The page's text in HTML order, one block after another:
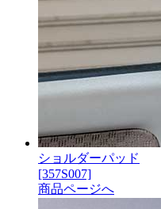
ショルダーパッド
[357S007]
商品ページへ